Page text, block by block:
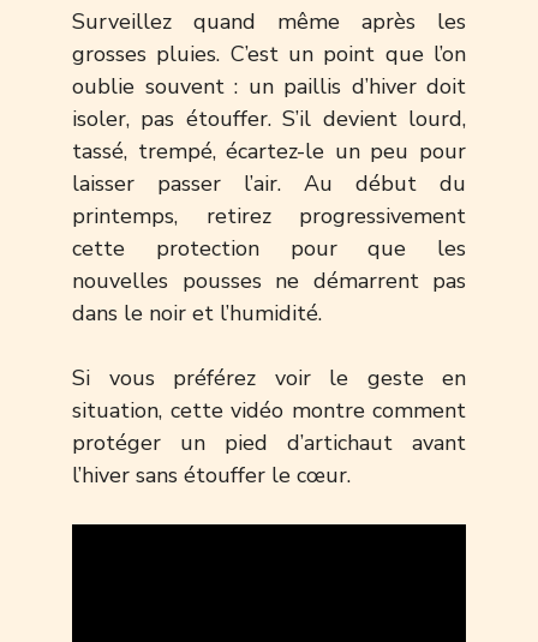
Surveillez quand même après les
grosses pluies. C’est un point que l’on
oublie souvent : un paillis d’hiver doit
isoler, pas étouffer. S’il devient lourd,
tassé, trempé, écartez-le un peu pour
laisser passer l’air. Au début du
printemps, retirez progressivement
cette protection pour que les
nouvelles pousses ne démarrent pas
dans le noir et l’humidité.
Si vous préférez voir le geste en
situation, cette vidéo montre comment
protéger un pied d’artichaut avant
l’hiver sans étouffer le cœur.